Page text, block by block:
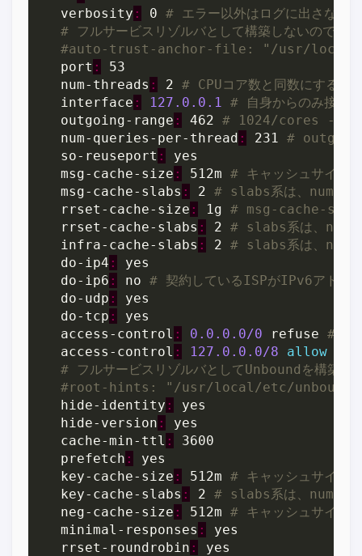
	verbosity
: 0
	port
:
	num-threads
: 2
	interface
:
127.0.0.1
	outgoing-range
: 462
	num-queries-per-thread
:
231
	so-reuseport
:
	msg-cache-size
:
512m
	msg-cache-slabs
:
2
	rrset-cache-size
:
1g
	rrset-cache-slabs
:
2
	infra-cache-slabs
:
2
	do-ip4
:
	do-ip6
:
no
	do-udp
:
	do-tcp
:
	access-control
: 0.0.0.0/0 refuse
	access-control
: 127.0.0.0/8 allow
	hide-identity
:
	hide-version
:
	cache-min-ttl
:
	prefetch
:
	key-cache-size
:
512m
	key-cache-slabs
:
2
	neg-cache-size
:
512m
	minimal-responses
:
	rrset-roundrobin
: